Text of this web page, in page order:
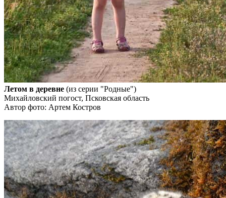
Летом в деревне (из серии "Родные")
Михайловский погост, Псковская область
Автор фото: Артем Костров